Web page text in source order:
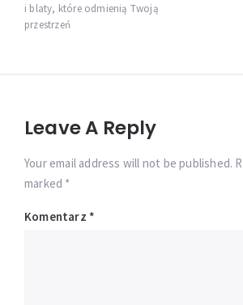
i blaty, które odmienią Twoją
przestrzeń
Leave A Reply
Your email address will not be published.
marked *
Komentarz *